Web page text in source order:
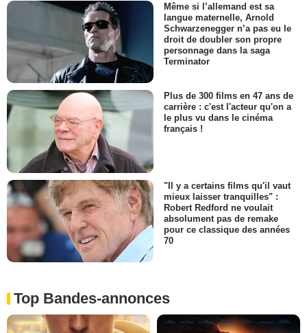
Même si l’allemand est sa
langue maternelle, Arnold
Schwarzenegger n’a pas eu le
droit de doubler son propre
personnage dans la saga
Terminator
Plus de 300 films en 47 ans de
carrière : c'est l'acteur qu'on a
le plus vu dans le cinéma
français !
"Il y a certains films qu'il vaut
mieux laisser tranquilles" :
Robert Redford ne voulait
absolument pas de remake
pour ce classique des années
70
Top Bandes-annonces